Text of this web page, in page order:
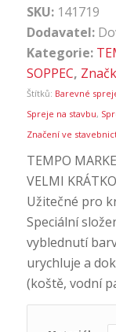
SKU: 141719
Dodavatel:
Kategorie:
SOPPEC,
Štítků: Barevné
Spreje na stavbu,
Značení ve
TEMPO
VELMI
Užitečné pro
Speciální
vyblednutí
urychluje a
(koště, vodní